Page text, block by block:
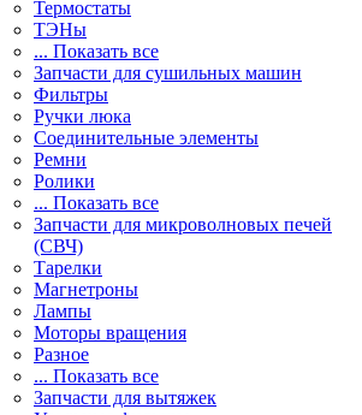
Термостаты
ТЭНы
... Показать все
Запчасти для сушильных машин
Фильтры
Ручки люка
Соединительные элементы
Ремни
Ролики
... Показать все
Запчасти для микроволновых печей
(СВЧ)
Тарелки
Магнетроны
Лампы
Моторы вращения
Разное
... Показать все
Запчасти для вытяжек